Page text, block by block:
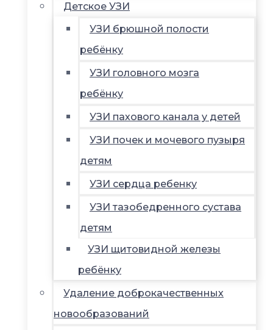
Детское УЗИ
УЗИ брюшной полости
ребёнку
УЗИ головного мозга
ребёнку
УЗИ пахового канала у детей
УЗИ почек и мочевого пузыря
детям
УЗИ сердца ребенку
УЗИ тазобедренного сустава
детям
УЗИ щитовидной железы
ребёнку
Удаление доброкачественных
новообразований